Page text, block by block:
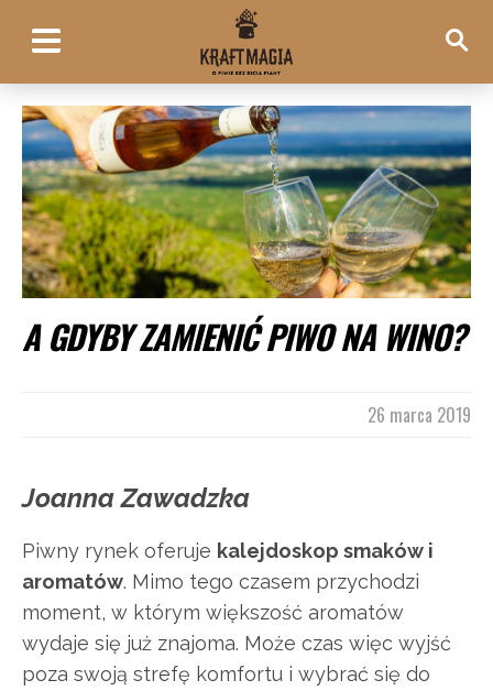
A GDYBY ZAMIENIĆ PIWO NA WINO?
26 marca 2019
Joanna Zawadzka
Piwny rynek oferuje kalejdoskop smaków i
aromatów. Mimo tego czasem przychodzi
moment, w którym większość aromatów
wydaje się już znajoma. Może czas więc wyjść
poza swoją strefę komfortu i wybrać się do